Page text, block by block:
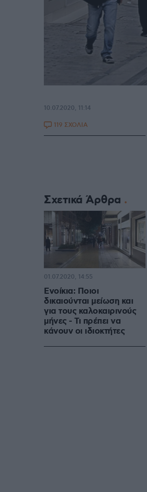
10.07.2020, 11:14
119 ΣΧΟΛΙΑ
Σχετικά Άρθρα
Ενοίκια: Ποιοι
δικαιούνται μείωση και
για τους καλοκαιρινούς
μήνες - Τι πρέπει να
κάνουν οι ιδιοκτήτες
01.07.2020, 14:55